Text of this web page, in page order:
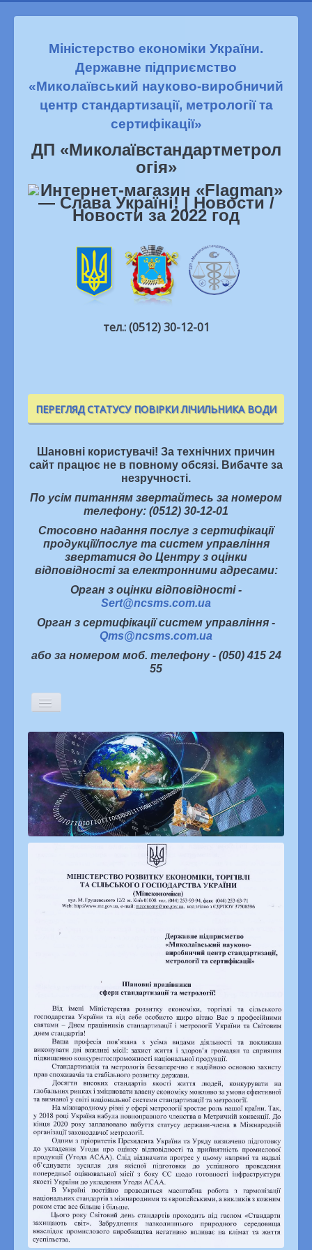
Міністерство економіки України.
Державне підприємство
«Миколаївський науково-виробничий
центр стандартизації, метрології та
сертифікації»
ДП «Миколаївстандартметрол
огiя»
тел.: (0512) 30-12-01
ПЕРЕГЛЯД СТАТУСУ ПОВІРКИ ЛІЧИЛЬНИКА ВОДИ
Шановні користувачі! За технічних причин
сайт працює не в повному обсязі. Вибачте за
незручності.
По усім питанням звертайтесь за номером
телефону: (0512) 30-12-01
Стосовно надання послуг з сертифікації
продукції/послуг та систем управління
звертатися до Центру з оцінки
відповідності за електронними адресами:
Орган з оцінки відповідності -
Sert@ncsms.com.ua
Орган з сертифікації систем управління -
Qms@ncsms.com.ua
або за номером моб. телефону - (050) 415 24
55
Включить/
выключить
навигацию
Головна
Історична довідка
Керівництво
Структура підприємства
Партнери про нас
Інформаційна політика
Статті
Архів новин
Семінари, наради, конференції
Конкурси
Питання – відповіді
Гаряча лінія, запобігання та виявлення корупції
Кадрова політика
Вакансії
Співпраця
Юридичні коментарі
Підсумки роботи ДП
Загальна інформація
Конкурс з відбору суб’єктів аудиторської діяльності
Профспілка
Склад профспілкового комітету
Дитяча сторінка
Контакти
ЗМІ про нас